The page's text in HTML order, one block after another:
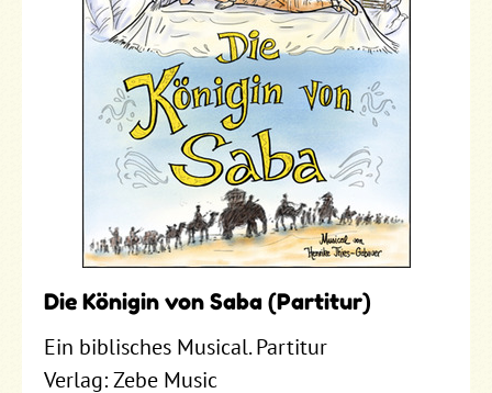
Die Königin von Saba (Partitur)
Ein biblisches Musical. Partitur
Verlag: Zebe Music